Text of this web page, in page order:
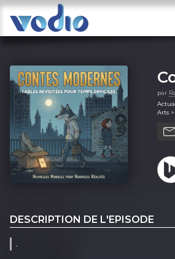
par
Arts
DESCRIPTION DE L'EPISODE
.